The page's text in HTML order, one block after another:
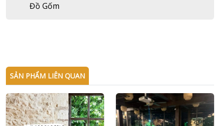
Đồ Gốm
SẢN PHẨM LIÊN QUAN